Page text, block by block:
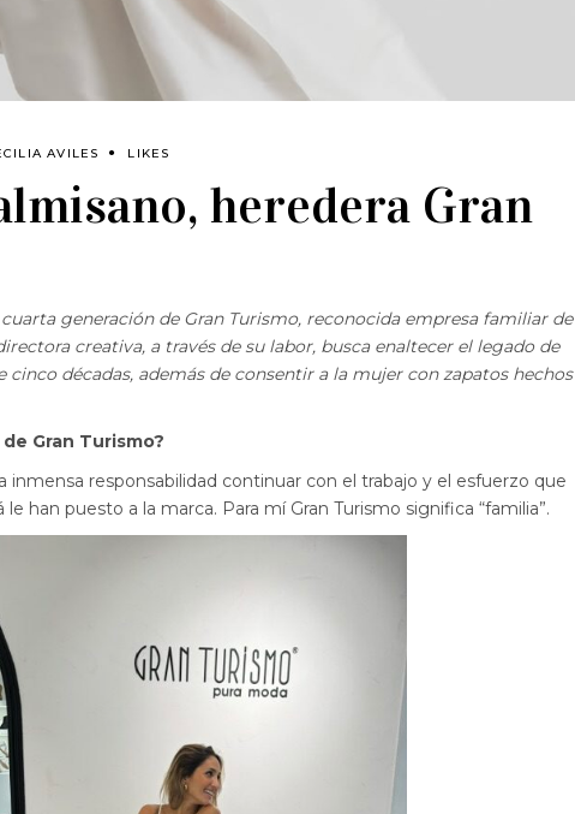
AVILES LIKES
heredera Gran
generación de Gran Turismo, reconocida empresa familiar de
creativa, a través de su labor, busca enaltecer el legado de
cinco décadas, además de consentir a la mujer con zapatos hechos
Gran Turismo?
inmensa responsabilidad continuar con el trabajo y el esfuerzo que
han puesto a la marca. Para mí Gran Turismo significa “familia”.